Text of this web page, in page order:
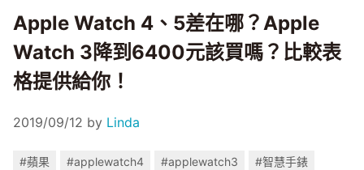
Apple Watch 4、5差在哪？Apple
Watch 3降到6400元該買嗎？比較表
格提供給你！
2019/09/12 by Linda
#蘋果 #applewatch4 #applewatch3
#智慧手錶